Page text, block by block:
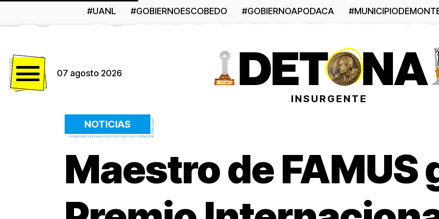
#UANL #GOBIERNOESCOBEDO #GOBIERNOAPODACA
07 agosto 2026
INSURGENTE
NOTICIAS
Maestro de FAMUS